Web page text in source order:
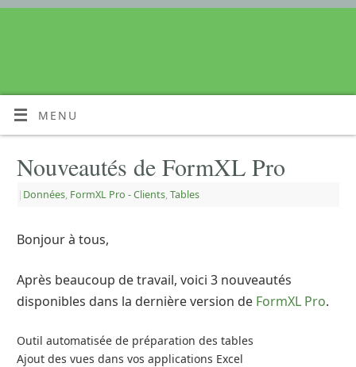
MENU
Nouveautés de FormXL Pro
| Données, FormXL Pro - Clients, Tables
Bonjour à tous,
Après beaucoup de travail, voici 3 nouveautés
disponibles dans la dernière version de FormXL Pro.
Outil automatisée de préparation des tables
Ajout des vues dans vos applications Excel